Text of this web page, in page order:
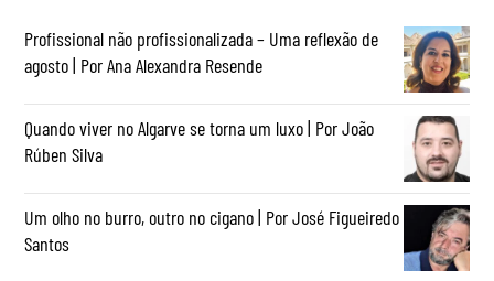
Profissional não profissionalizada – Uma reflexão de
agosto | Por Ana Alexandra Resende
Quando viver no Algarve se torna um luxo | Por João
Rúben Silva
Um olho no burro, outro no cigano | Por José Figueiredo
Santos